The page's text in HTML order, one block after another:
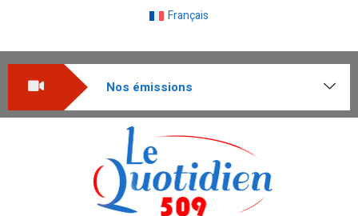
Français
Nos émissions